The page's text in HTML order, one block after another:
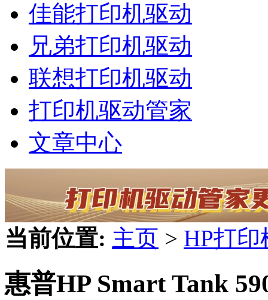
佳能打印机驱动
兄弟打印机驱动
联想打印机驱动
打印机驱动管家
文章中心
当前位置: 主页 > HP打
惠普HP Smart Tank